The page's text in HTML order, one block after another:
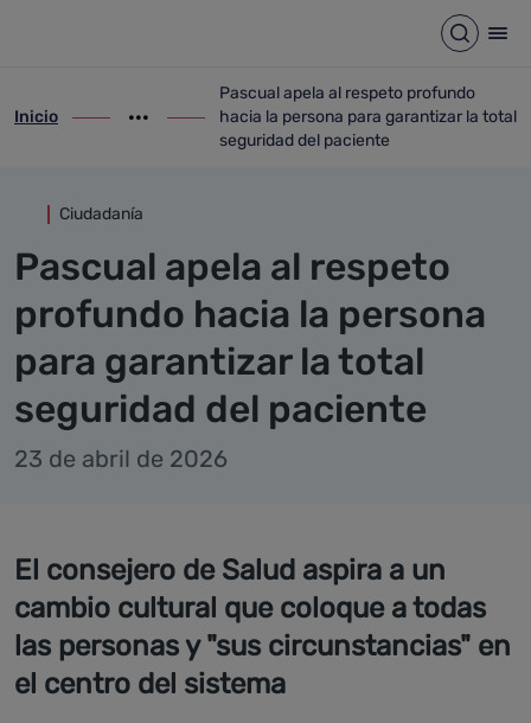
Abrir
ir-a inicio
Inicio
Mostrar opciones del camino de migas
ir-a Pascual apela al respeto profundo
Pascual apela al respeto profundo
hacia la persona para garantizar la total
seguridad del paciente
Ciudadanía
Pascual apela al respeto
profundo hacia la persona
para garantizar la total
seguridad del paciente
23 de abril de 2026
El consejero de Salud aspira a un
cambio cultural que coloque a todas
las personas y "sus circunstancias" en
el centro del sistema